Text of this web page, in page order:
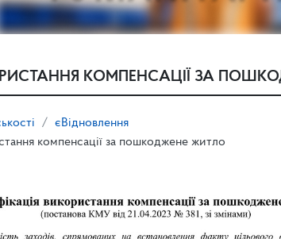
КОМПЕНСАЦІЇ ЗА
єВідновлення
компенсації за пошкоджене житло